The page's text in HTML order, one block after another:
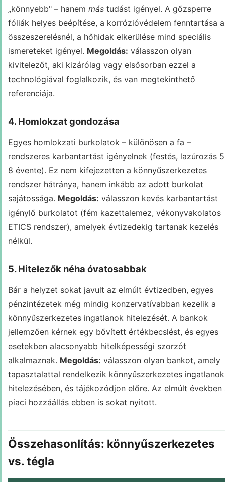
„könnyebb" – hanem más tudást igényel. A gőzsperre
fóliák helyes beépítése, a korrózióvédelem fenntartása
összeszerelésnél, a hőhidak elkerülése mind speciális
ismereteket igényel. Megoldás: válasszon olyan
kivitelezőt, aki kizárólag vagy elsősorban ezzel a
technológiával foglalkozik, és van megtekinthető
referenciája.
4. Homlokzat gondozása
Egyes homlokzati burkolatok – különösen a fa –
rendszeres karbantartást igényelnek (festés, lazúrozás
8 évente). Ez nem kifejezetten a könnyűszerkezetes
rendszer hátránya, hanem inkább az adott burkolat
sajátossága. Megoldás: válasszon kevés karbantartást
igénylő burkolatot (fém kazettalemez, vékonyvakolatos
ETICS rendszer), amelyek évtizedekig tartanak kezelés
nélkül.
5. Hitelezők néha óvatosabbak
Bár a helyzet sokat javult az elmúlt évtizedben, egyes
pénzintézetek még mindig konzervatívabban kezelik a
könnyűszerkezetes ingatlanok hitelezését. A bankok
jellemzően kérnek egy bővített értékbecslést, és egyes
esetekben alacsonyabb hitelképességi szorzót
alkalmaznak. Megoldás: válasszon olyan bankot, amely
tapasztalattal rendelkezik könnyűszerkezetes ingatlanok
hitelezésében, és tájékozódjon előre. Az elmúlt években
piaci hozzáállás ebben is sokat nyitott.
Összehasonlítás: könnyűszerkezetes
vs. tégla